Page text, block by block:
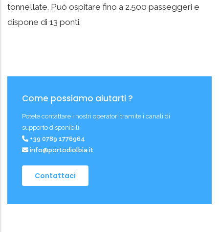
tonnellate. Può ospitare fino a 2.500 passeggeri e
dispone di 13 ponti.
Come possiamo aiutarti ?
Potete contattare i nostri operatori tramite i canali di
supporto disponibili:
+39 0789 1776964
info@portodiolbia.it
Contattaci